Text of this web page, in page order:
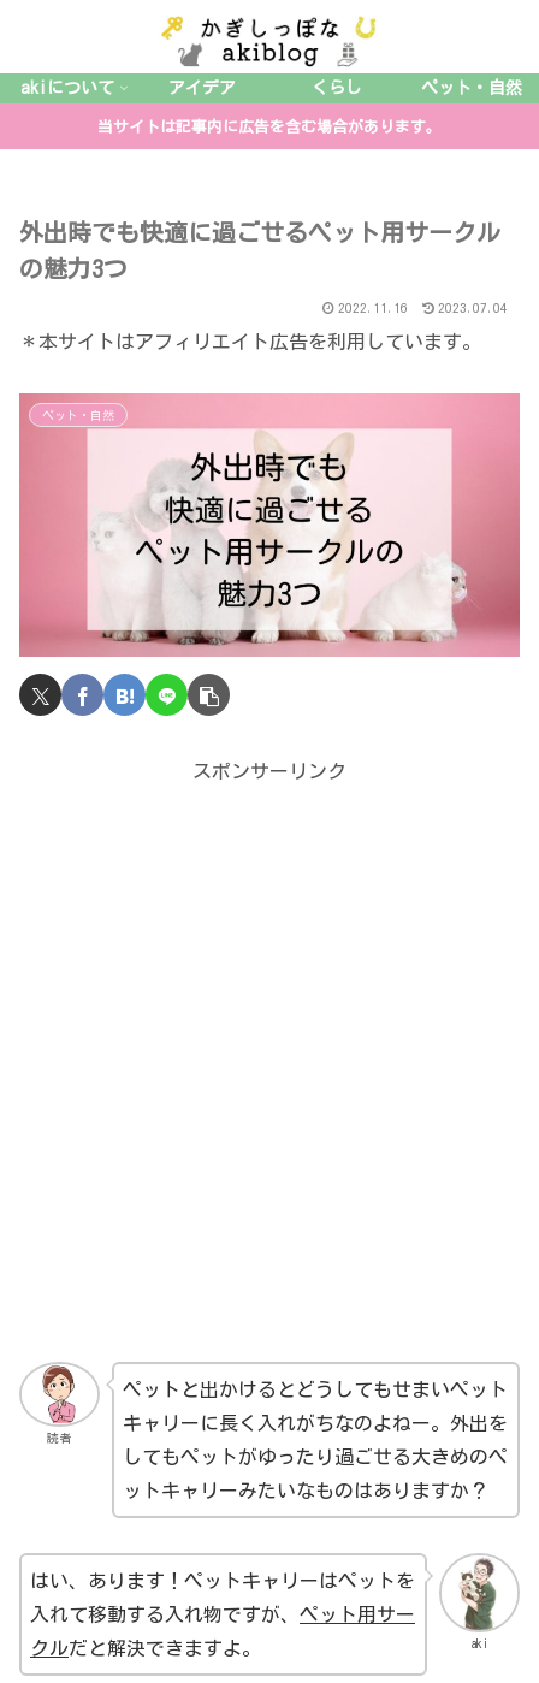
akiについて アイデア くらし ペット・自然
当サイトは記事内に広告を含む場合があります。
外出時でも快適に過ごせるペット用サークル
の魅力3つ
2022.11.16 2023.07.04
＊本サイトはアフィリエイト広告を利用しています。
ペット・自然
スポンサーリンク
読者
ペットと出かけるとどうしてもせまいペット
キャリーに長く入れがちなのよねー。外出を
してもペットがゆったり過ごせる大きめのペ
ットキャリーみたいなものはありますか？
aki
はい、あります！ペットキャリーはペットを
入れて移動する入れ物ですが、 ペット用サー
クルだと解決できますよ。